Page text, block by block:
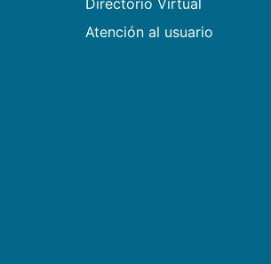
Directorio Virtual
Atención al usuario